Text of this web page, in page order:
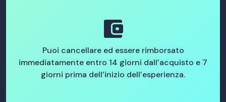
account_balance_wallet
Puoi cancellare ed essere rimborsato
immediatamente entro 14 giorni dall’acquisto e 7
giorni prima dell’inizio dell’esperienza.